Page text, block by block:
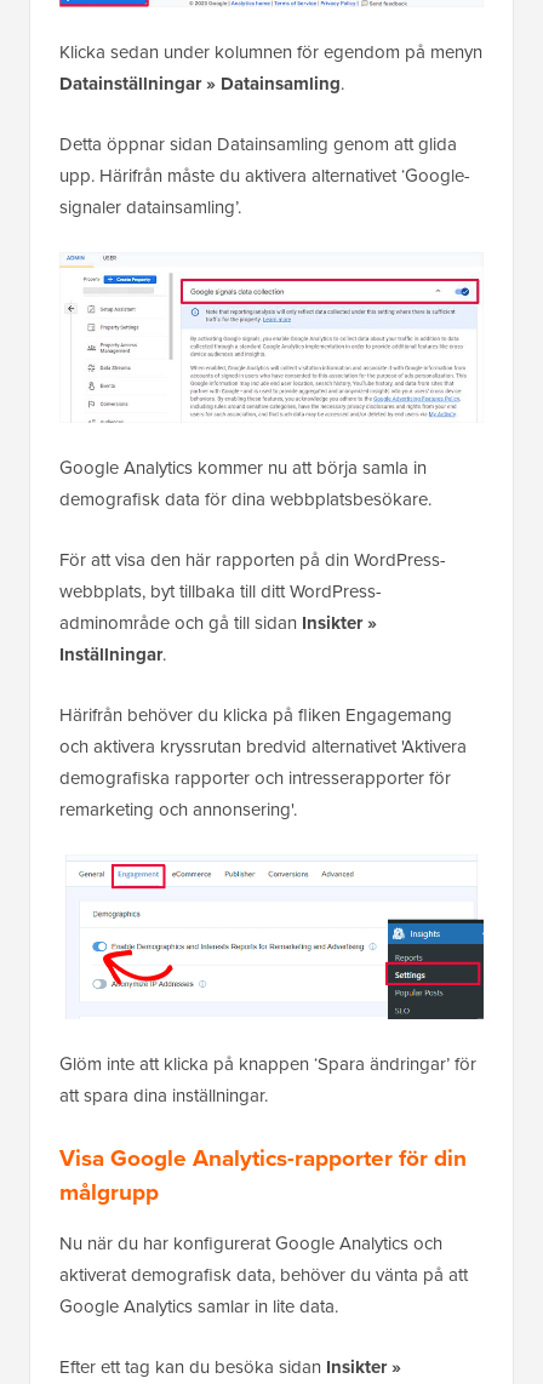
Klicka sedan under kolumnen för egendom på menyn
Datainställningar » Datainsamling.
Detta öppnar sidan Datainsamling genom att glida
upp. Härifrån måste du aktivera alternativet ‘Google-
signaler datainsamling’.
Google Analytics kommer nu att börja samla in
demografisk data för dina webbplatsbesökare.
För att visa den här rapporten på din WordPress-
webbplats, byt tillbaka till ditt WordPress-
adminområde och gå till sidan Insikter »
Inställningar.
Härifrån behöver du klicka på fliken Engagemang
och aktivera kryssrutan bredvid alternativet 'Aktivera
demografiska rapporter och intresserapporter för
remarketing och annonsering'.
Glöm inte att klicka på knappen ‘Spara ändringar’ för
att spara dina inställningar.
Visa Google Analytics-rapporter för din
målgrupp
Nu när du har konfigurerat Google Analytics och
aktiverat demografisk data, behöver du vänta på att
Google Analytics samlar in lite data.
Efter ett tag kan du besöka sidan Insikter »